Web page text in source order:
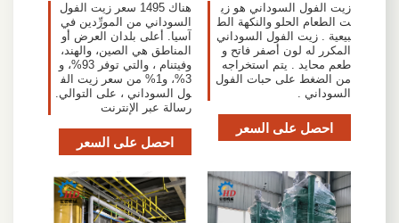
زيت الفول السوداني هو زي
ت الطعام الحلو والنكهة الط
بيعية . زيت الفول السوداني
المكرر له لون أصفر فاتح و
طعم محايد . يتم استخراجه
من الضغط على حبات الفول
السوداني .
احصل على السعر
هناك 1495 سعر زيت الفول
السوداني من المورِّدين في
آسيا. أعلى بلدان العرض أو
المناطق هي الصين، والهند،
وفيتنام ، والتي توفر 93%، و
3%، و1% من سعر زيت الف
ول السوداني ، على التوالي.
رسالة عبر الإنترنت
احصل على السعر